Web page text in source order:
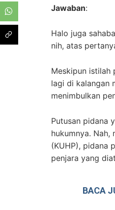
Jawaban:
Halo juga
nih, atas
Meskipun istilah
lagi di kalangan
menimbulkan
Putusan pidana
hukumnya. Nah,
(KUHP), pidana
penjara yang
BACA